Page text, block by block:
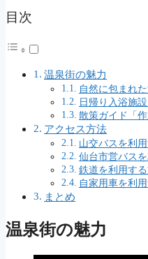
目次
温泉街の魅力
自然に包まれ
日帰り入浴施設
散策ガイド「
アクセス方法
山交バスを利
仙台市営バス
鉄道を利用す
自家用車を利
まとめ
温泉街の魅力